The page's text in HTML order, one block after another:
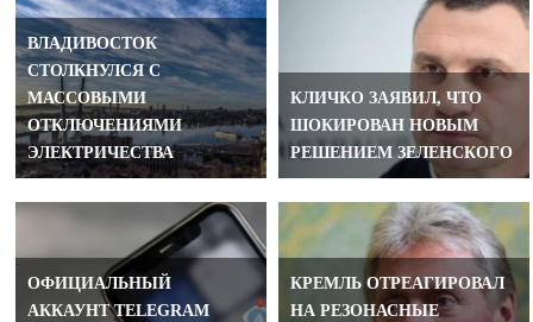
ВЛАДИВОСТОК
СТОЛКНУЛСЯ С
МАССОВЫМИ
ОТКЛЮЧЕНИЯМИ
ЭЛЕКТРИЧЕСТВА
КЛИЧКО ЗАЯВИЛ, ЧТО
ШОКИРОВАН НОВЫМ
РЕШЕНИЕМ ЗЕЛЕНСКОГО
ОФИЦИАЛЬНЫЙ
АККАУНТ TELEGRAM
КРЕМЛЬ ОТРЕАГИРОВАЛ
НА РЕЗОНАСНЫЕ